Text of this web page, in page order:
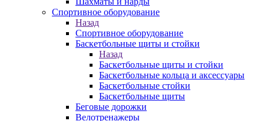
Спортивное оборудование
Назад
Спортивное оборудование
Баскетбольные щиты и стойки
Назад
Баскетбольные щиты и стойки
Баскетбольные кольца и аксессуары
Баскетбольные стойки
Баскетбольные щиты
Беговые дорожки
Велотренажеры